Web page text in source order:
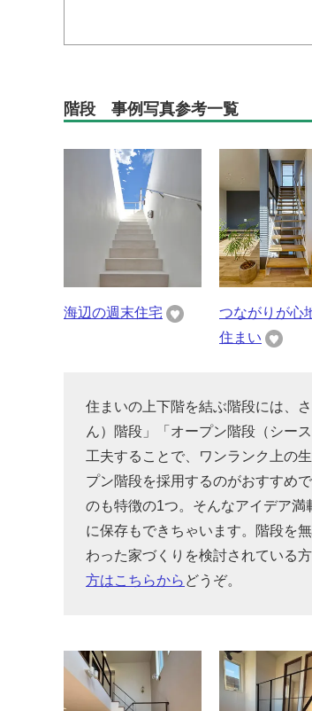
階段 事例写真参考一覧
海辺の週末住宅
つながりが心
住まい
住まいの上下階を結ぶ階段には、
ん）階段」「オープン階段（シー
工夫することで、ワンランク上の
プン階段を採用するのがおすすめ
のも特徴の1つ。そんなアイデア
に保存もできちゃいます。階段を
わった家づくりを検討されている
方はこちらから どうぞ。